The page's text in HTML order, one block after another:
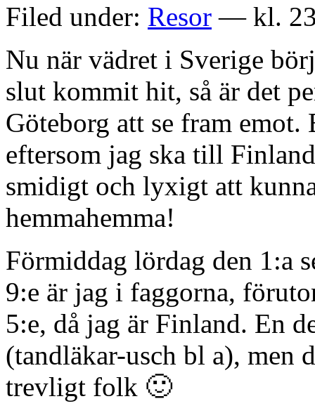
Filed under: Resor — kl.
Nu när vädret i Sverige
slut kommit hit, så är det
Göteborg att se fram
eftersom jag ska till
smidigt och lyxigt att
hemmahemma!
Förmiddag lördag den 1:a
9:e är jag i faggorna,
5:e, då jag är Finland. En
(tandläkar-usch bl a), men
trevligt folk 🙂